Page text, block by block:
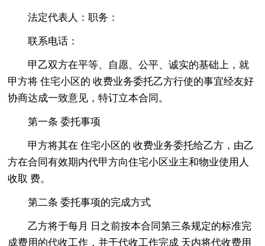
法定代表人：职务：
联系电话：
甲乙双方在平等、自愿、公平、诚实的基础上，就
甲方将 住宅小区的 收费业务委托乙方行使的事宜经友好
协商达成一致意见，特订立本合同。
第一条 委托事项
甲方将其在 住宅小区的 收费业务委托给乙方，由乙
方在合同有效期内代甲方向住宅小区业主和物业使用人
收取 费。
第二条 委托事项的完成方式
乙方将于每月 日之前按本合同第三条规定的标准完
成费用的代收工作，并于代收工作完成 天内将代收费用